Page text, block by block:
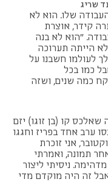
שריג
שלו. הוא לא
קידר, אוצרת
״הוא לא בנה
הייתה תערוכה
לעולמו חשבנו על
כמו בכל
כמה שנים, ושזה
קו (בן זוגו) יזם
ערב אחד בפריז וחגגו
אני זוכרת
תמונה, ואמרתי
ניסיתי ליצור
זה היה מוקדם מדי